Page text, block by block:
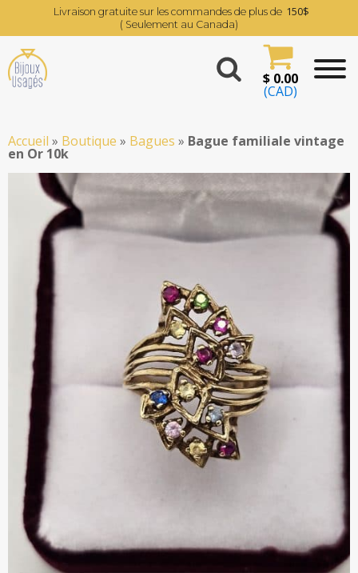
Livraison gratuite sur les commandes de plus de 150$
( Seulement au Canada)
$0.00
(CAD)
Accueil » Boutique » Bagues » Bague familiale vintage
en Or 10k